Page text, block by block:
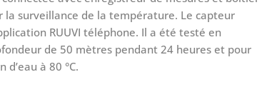
surveillance de la température. Le capteur
RUUVI téléphone. Il a été testé en
de 50 mètres pendant 24 heures et pour
à 80 °C.